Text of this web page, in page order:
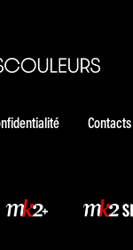
Contacts